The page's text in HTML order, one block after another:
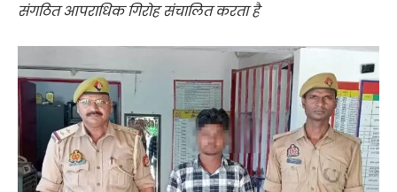
संगठित आपराधिक गिरोह संचालित करता है